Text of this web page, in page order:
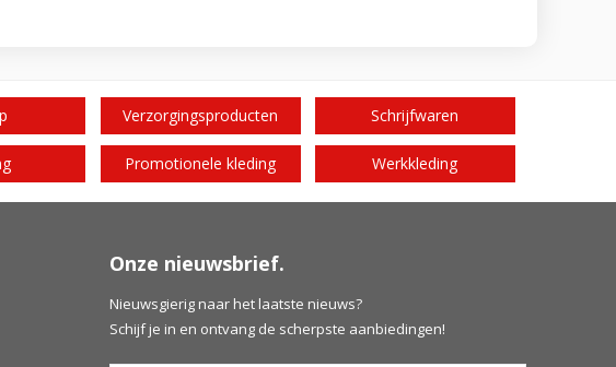
Verzorgingsproducten Schrijfwaren
Promotionele kleding Werkkleding
Onze nieuwsbrief.
Nieuwsgierig naar het laatste nieuws?
Schijf je in en ontvang de scherpste aanbiedingen!